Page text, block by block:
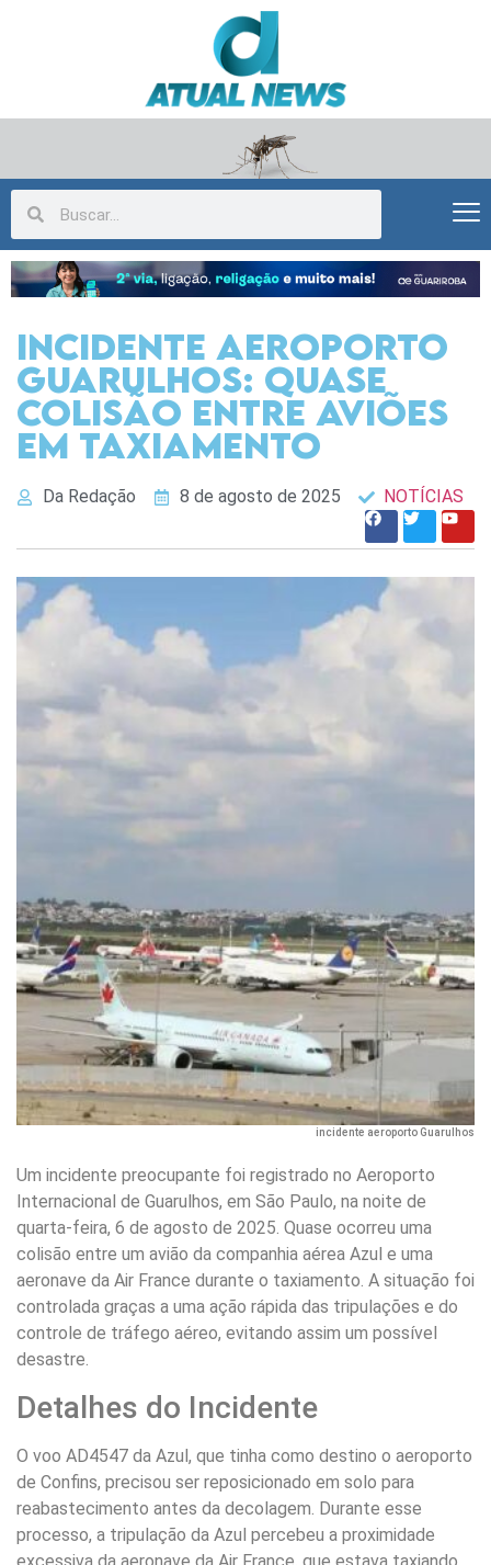
Incidente aeroporto
Guarulhos: quase
colisão entre aviões
em taxiamento
Da Redação 8 de agosto de 2025 NOTÍCIAS
incidente aeroporto Guarulhos
Um incidente preocupante foi registrado no Aeroporto
Internacional de Guarulhos, em São Paulo, na noite de
quarta-feira, 6 de agosto de 2025. Quase ocorreu uma
colisão entre um avião da companhia aérea Azul e uma
aeronave da Air France durante o taxiamento. A situação foi
controlada graças a uma ação rápida das tripulações e do
controle de tráfego aéreo, evitando assim um possível
desastre.
Detalhes do Incidente
O voo AD4547 da Azul, que tinha como destino o aeroporto
de Confins, precisou ser reposicionado em solo para
reabastecimento antes da decolagem. Durante esse
processo, a tripulação da Azul percebeu a proximidade
excessiva da aeronave da Air France, que estava taxiando